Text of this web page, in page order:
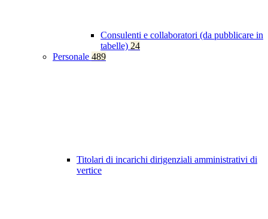
Consulenti e collaboratori (da pubblicare in
tabelle) 24
Personale 489
Titolari di incarichi dirigenziali amministrativi di
vertice